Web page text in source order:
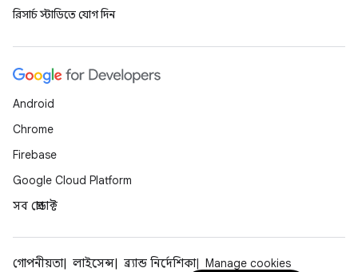
রিসার্চ স্টাডিতে যোগ দিন
Android
Chrome
Firebase
Google Cloud Platform
সব প্রোডাক্ট
গোপনীয়তা লাইসেন্স ব্র্যান্ড নির্দেশিকা
Manage cookies